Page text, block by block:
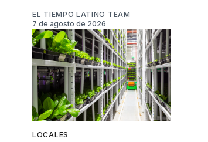
EL TIEMPO LATINO TEAM
7 de agosto de 2026
LOCALES